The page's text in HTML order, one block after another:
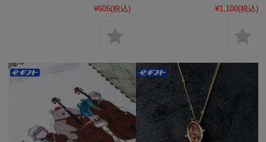
¥605(税込) ¥1,100(税込)